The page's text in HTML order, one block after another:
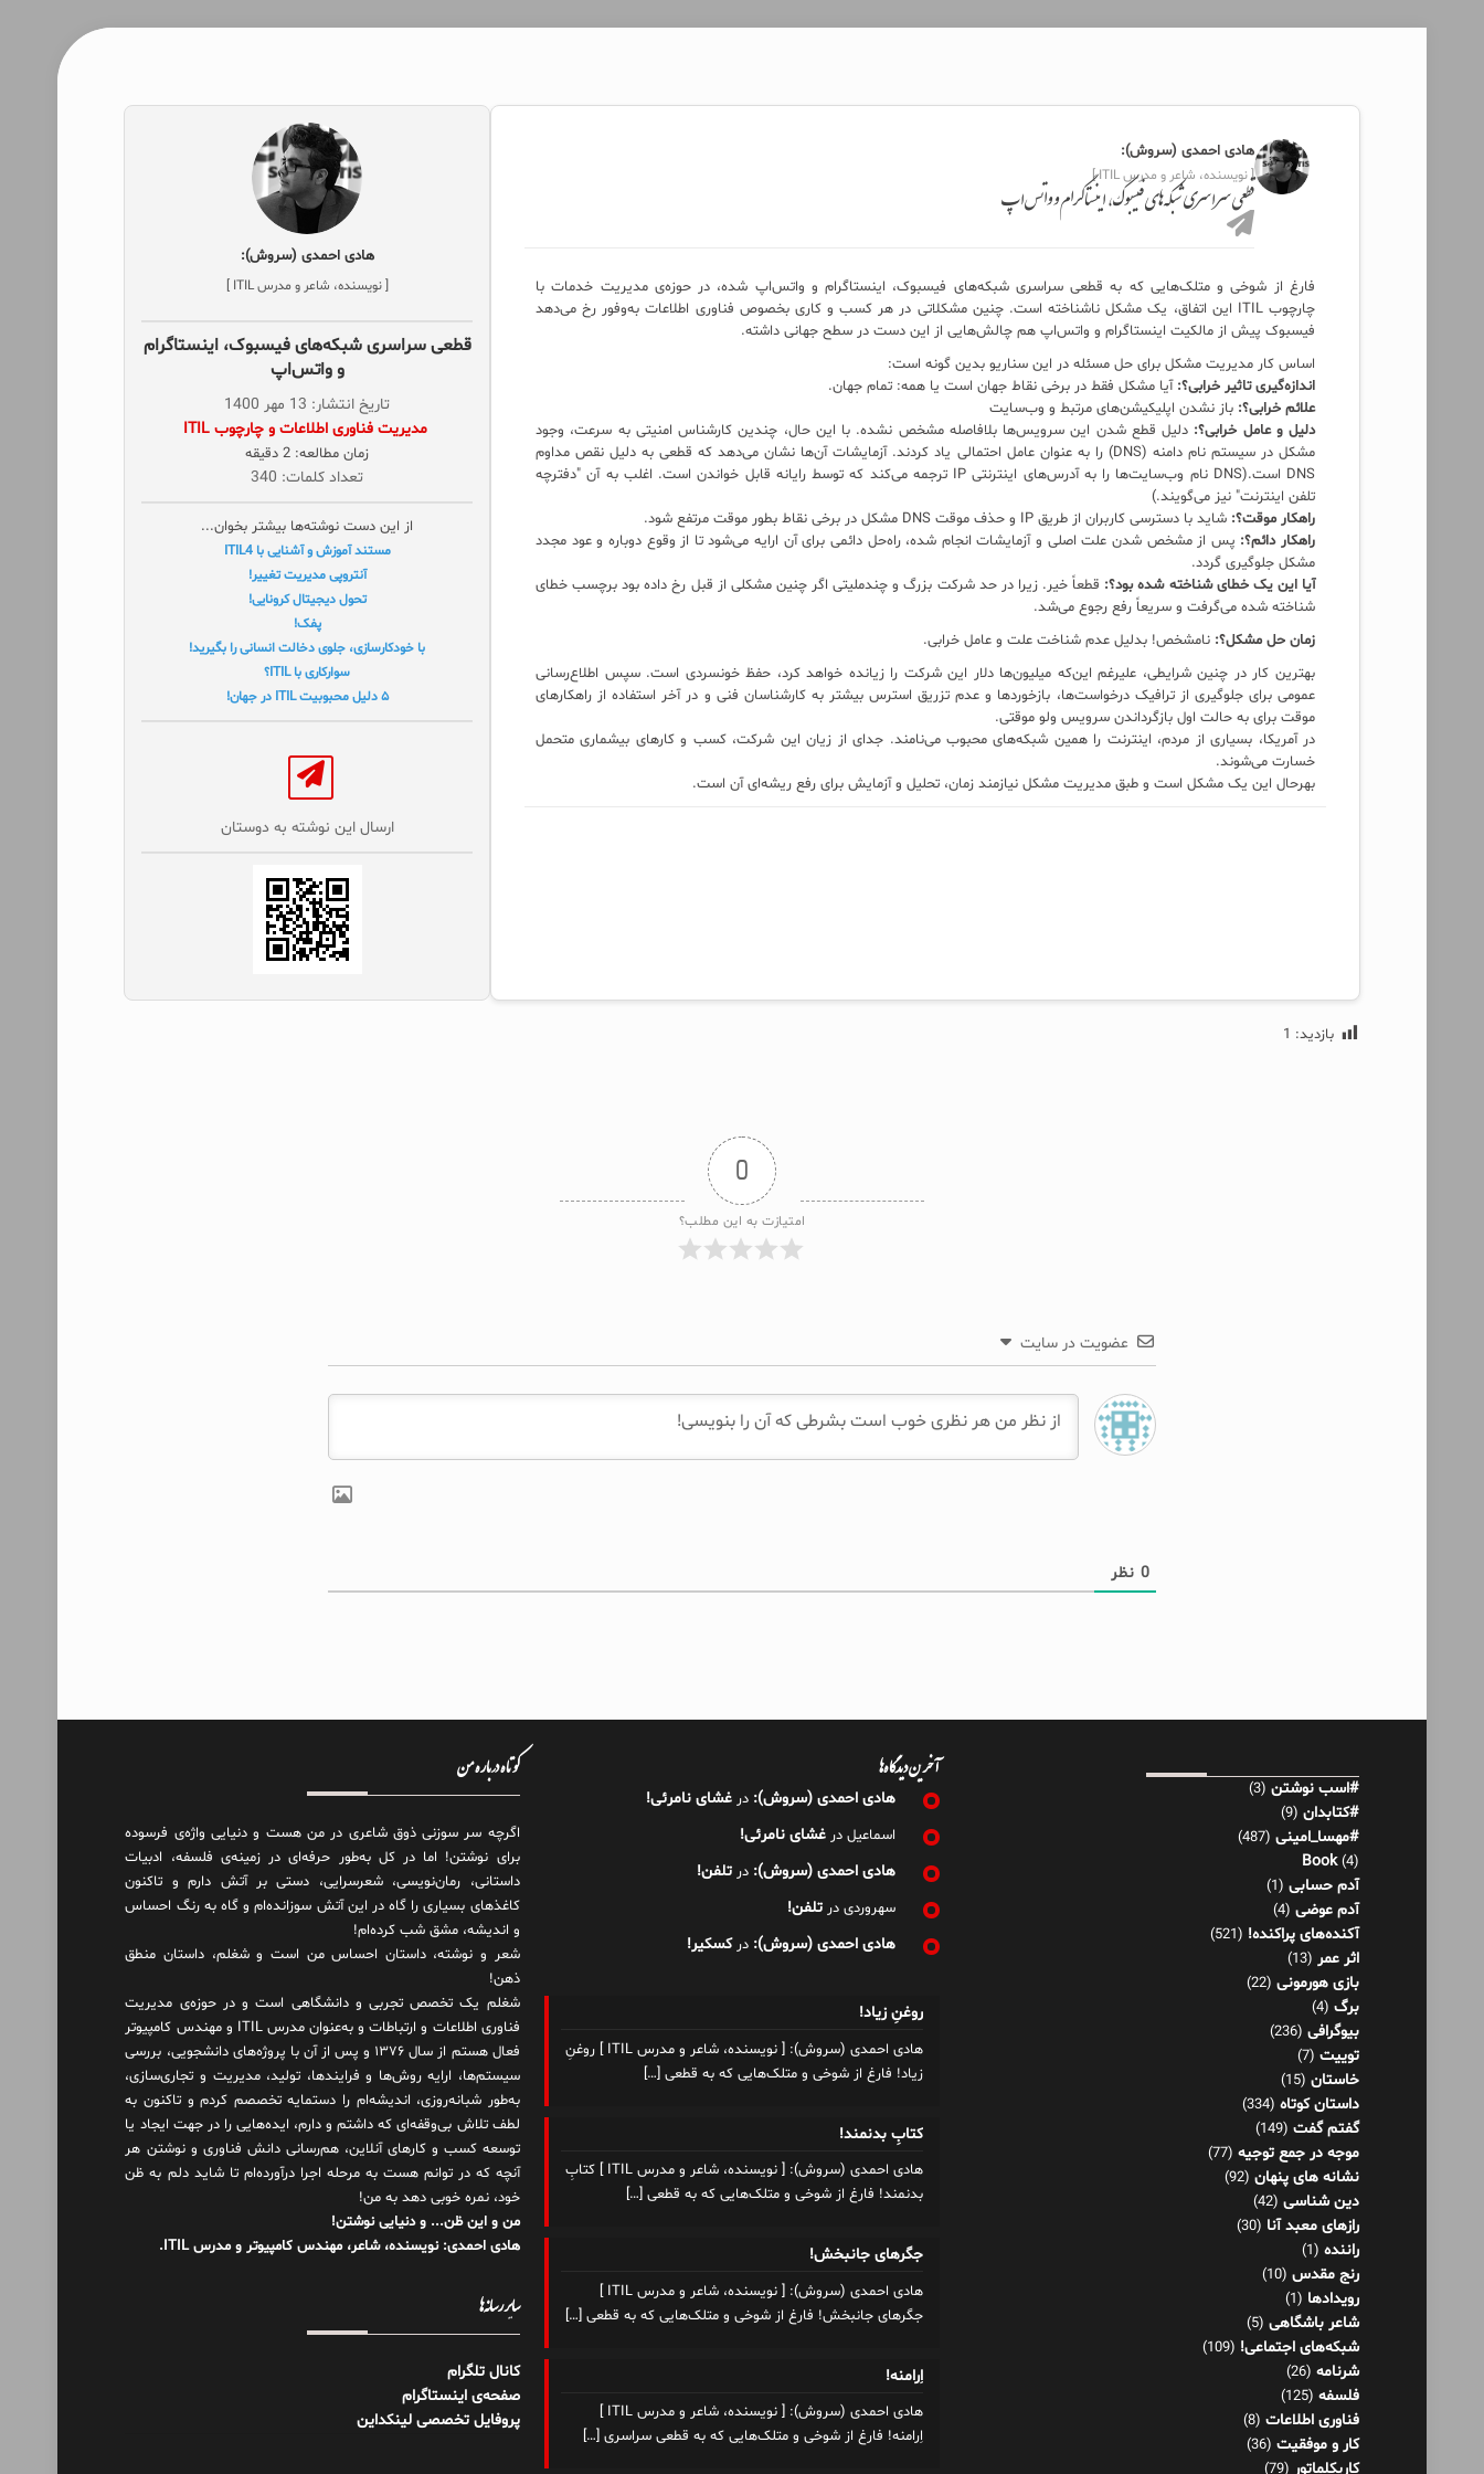
هادی احمدی (سروش):
[ نویسنده، شاعر و مدرس ITIL ]
قطعی سراسری شبکه‌های فیسبوک، اینستاگرام و واتس‌اپ
فارغ از شوخی و متلک‌هایی که به قطعی سراسری شبکه‌های فیسبوک، اینستاگرام و واتس‌اپ شده، در حوزه‌ی مدیریت خدمات با
چارچوب ITIL‌ این اتفاق، یک مشکل ناشناخته است. چنین مشکلاتی در هر کسب و کاری بخصوص فناوری اطلاعات به‌وفور رخ می‌دهد
فیسبوک پیش از مالکیت اینستاگرام و واتس‌اپ هم چالش‌هایی از این دست در سطح جهانی داشته.
اساس کار مدیریت مشکل برای حل مسئله در این سناریو بدین گونه است:
اندازه‌گیری تاثیر خرابی؟:آیا مشکل فقط در برخی نقاط جهان است یا همه: تمام جهان.
علائم خرابی؟: باز نشدن اپلیکیشن‌های مرتبط و وب‌سایت
دلیل و عامل خرابی؟: دلیل قطع شدن این سرویس‌ها بلافاصله مشخص نشده. با این حال، چندین کارشناس امنیتی به سرعت، وجود
مشکل در سیستم نام دامنه (DNS) را به عنوان عامل احتمالی یاد کردند. آزمایشات آن‌ها نشان می‌دهد که قطعی به دلیل نقص مداوم
DNS است.(DNS نام وب‌سایت‌ها را به آدرس‌های اینترنتی IP ترجمه می‌کند که توسط رایانه قابل خواندن است. اغلب به آن "دفترچه
تلفن اینترنت" نیز می‌گویند.)
راهکار موقت؟: شاید با دسترسی کاربران از طریق IP و حذف موقت DNS مشکل در برخی نقاط بطور موقت مرتفع شود.
راهکار دائم؟: پس از مشخص شدن علت اصلی و آزمایشات انجام شده، راه‌حل دائمی برای آن ارایه می‌شود تا از وقوع دوباره و عود مجدد
مشکل جلوگیری گردد.
آیا این یک خطای شناخته شده بود؟: قطعاً خیر. زیرا در حد شرکت بزرگ و چندملیتی اگر چنین مشکلی از قبل رخ داده بود برچسب خطای
شناخته شده می‌گرفت و سریعاً رفع رجوع می‌شد.
زمان حل مشکل؟: نامشخص! بدلیل عدم شناخت علت و عامل خرابی.
بهترین کار در چنین شرایطی، علیرغم این‌که میلیون‌ها دلار این شرکت را زیانده خواهد کرد، حفظ خونسردی است. سپس اطلاع‌رسانی
عمومی برای جلوگیری از ترافیک درخواست‌ها، بازخوردها و عدم تزریق استرس بیشتر به کارشناسان فنی و در آخر استفاده از راهکارهای
موقت برای به حالت اول بازگرداندن سرویس ولو موقتی.
در آمریکا، بسیاری از مردم، اینترنت را همین شبکه‌های محبوب می‌نامند. جدای از زیان این شرکت، کسب و کارهای بیشماری متحمل
خسارت می‌شوند.
بهرحال این یک مشکل است و طبق مدیریت مشکل نیازمند زمان، تحلیل و آزمایش برای رفع ریشه‌ای آن است.
هادی احمدی (سروش):
[ نویسنده، شاعر و مدرس ITIL ]
قطعی سراسری شبکه‌های فیسبوک، اینستاگرام
و واتس‌اپ
تاریخ انتشار: 13 مهر 1400
‌ مدیریت فناوری اطلاعات و چارچوب ITIL
زمان مطالعه: 2 دقیقه
تعداد کلمات: 340
از این دست نوشته‌ها بیشتر بخوان...
مستند آموزش و آشنایی با ITIL4
آنتروپی مدیریت تغییر!
تحول دیجیتال کرونایی!
پفک!
با خودکارسازی، جلوی دخالت انسانی را بگیرید!
سوارکاری با ITIL؟
۵ دلیل محبوبیت ITIL در جهان!
ارسال این نوشته به دوستان‌
بازدید: 1
0
امتیازت به این مطلب؟
عضویت در سایت
0نظر
#اسب نوشتن (3)
#کتابدان (9)
#مهسا_امینی (487)
Book(4)
آدم حسابی (1)
آدم عوضی (4)
آکنده‌های پراکنده! (521)
اثر عمر (13)
بازی هورمونی (22)
برگ (4)
بیوگرافی (236)
توییت (7)
خاستان (15)
داستان کوتاه (334)
گفتم گفت (149)
موجه در جمع توجیه (77)
نشانه های پنهان (92)
دین شناسی (42)
رازهای معبد آنا (30)
راننده (1)
رنج مقدس (10)
رویدادها (1)
شاعر باشگاهی (5)
شبکه‌های اجتماعی! (109)
شرنامه (26)
فلسفه (125)
فناوری اطلاعات (8)
کار و موفقیت (36)
کاریکلماتور (79)
آخرین دیدگاه‌ها
هادی احمدی (سروش): درغشای نامرئی!
اسماعیل درغشای نامرئی!
هادی احمدی (سروش): درتلفن!
سهروردی درتلفن!
هادی احمدی (سروش): درکسکیر!
روغنِ زیاد!
هادی احمدی (سروش): [ نویسنده، شاعر و مدرس ITIL ] روغنِ
زیاد! فارغ از شوخی و متلک‌هایی که به قطعی […]
کتابِ بدنمند!
هادی احمدی (سروش): [ نویسنده، شاعر و مدرس ITIL ] کتابِ
بدنمند! فارغ از شوخی و متلک‌هایی که به قطعی […]
جگرهای جانبخش!
هادی احمدی (سروش): [ نویسنده، شاعر و مدرس ITIL ]
جگرهای جانبخش! فارغ از شوخی و متلک‌هایی که به قطعی […]
اِرامنه!
هادی احمدی (سروش): [ نویسنده، شاعر و مدرس ITIL ]
اِرامنه! فارغ از شوخی و متلک‌هایی که به قطعی سراسری […]
کوتاه درباره من
اگرچه سر سوزنی ذوق شاعری در من هست و دنیایی واژه‌‌ی فرسوده
برای نوشتن! اما در کل به‌طور حرفه‌ای در زمینه‌ی فلسفه، ادبیات
داستانی، رمان‌نویسی، شعرسرایی، دستی بر آتش دارم و تاکنون
کاغذهای بسیاری را گاه در این آتش سوزانده‌ام و گاه به رنگ احساس
و اندیشه، مشق شب کرده‌ام!
شعر و نوشته، داستان احساس من است و شغلم، داستان منطق
ذهن!
شغلم یک تخصص تجربی و دانشگاهی است و در حوزه‌ی مدیریت
فناوری اطلاعات و ارتباطات و به‌عنوان مدرس ITIL و مهندس کامپیوتر
فعال هستم از سال ۱۳۷۶ و پس از آن با پروژه‌های دانشجویی، بررسی
سیستم‌ها، ارایه روش‌ها و فرایندها، تولید، مدیریت و تجاری‌سازی،
به‌طور شبانه‌روزی، اندیشه‌ام را دستمایه تخصصم کردم و تاکنون به
لطف تلاش بی‌وقفه‌ای که داشتم و دارم، اید‌ه‌هایی را در جهت ایجاد یا
توسعه کسب و کارهای آنلاین، هم‌رسانی دانش فناوری و نوشتن هر
آنچه که در توانم هست به مرحله اجرا درآورده‌ام تا شاید دلم به ظن
خود، نمره خوبی دهد به من!
من و این ظن... و دنیایی نوشتن!
هادی احمدی: نویسنده، شاعر، مهندس کامپیوتر و مدرس ITIL.
سایر رسانه‌ها
کانال تلگرام
صفحه‌ی اینستاگرام
پروفایل تخصصی لینکداین